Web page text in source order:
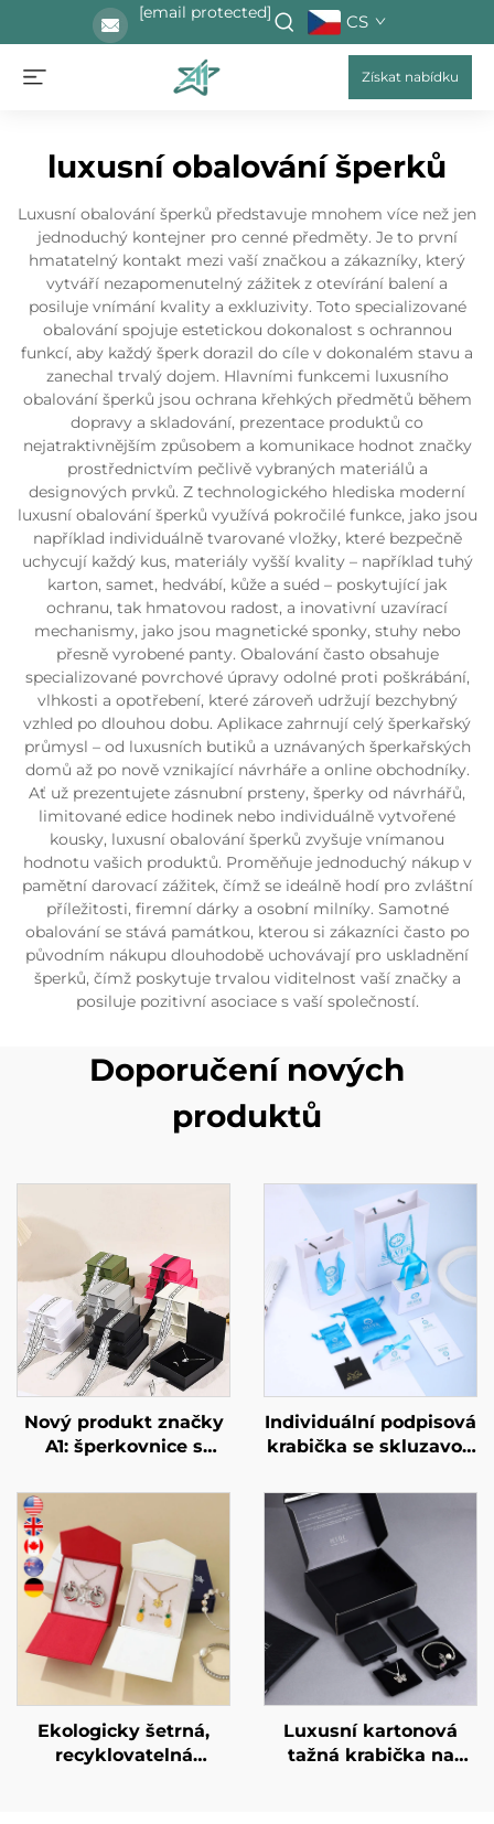
[email protected] CS
Získat nabídku
luxusní obalování šperků
Luxusní obalování šperků představuje mnohem více než jen
jednoduchý kontejner pro cenné předměty. Je to první
hmatatelný kontakt mezi vaší značkou a zákazníky, který
vytváří nezapomenutelný zážitek z otevírání balení a
posiluje vnímání kvality a exkluzivity. Toto specializované
obalování spojuje estetickou dokonalost s ochrannou
funkcí, aby každý šperk dorazil do cíle v dokonalém stavu a
zanechal trvalý dojem. Hlavními funkcemi luxusního
obalování šperků jsou ochrana křehkých předmětů během
dopravy a skladování, prezentace produktů co
nejatraktivnějším způsobem a komunikace hodnot značky
prostřednictvím pečlivě vybraných materiálů a
designových prvků. Z technologického hlediska moderní
luxusní obalování šperků využívá pokročilé funkce, jako jsou
například individuálně tvarované vložky, které bezpečně
uchycují každý kus, materiály vyšší kvality – například tuhý
karton, samet, hedvábí, kůže a suéd – poskytující jak
ochranu, tak hmatovou radost, a inovativní uzavírací
mechanismy, jako jsou magnetické sponky, stuhy nebo
přesně vyrobené panty. Obalování často obsahuje
specializované povrchové úpravy odolné proti poškrábání,
vlhkosti a opotřebení, které zároveň udržují bezchybný
vzhled po dlouhou dobu. Aplikace zahrnují celý šperkařský
průmysl – od luxusních butiků a uznávaných šperkařských
domů až po nově vznikající návrháře a online obchodníky.
Ať už prezentujete zásnubní prsteny, šperky od návrhářů,
limitované edice hodinek nebo individuálně vytvořené
kousky, luxusní obalování šperků zvyšuje vnímanou
hodnotu vašich produktů. Proměňuje jednoduchý nákup v
pamětní darovací zážitek, čímž se ideálně hodí pro zvláštní
příležitosti, firemní dárky a osobní milníky. Samotné
obalování se stává památkou, kterou si zákazníci často po
původním nákupu dlouhodobě uchovávají pro uskladnění
šperků, čímž poskytuje trvalou viditelnost vaší značky a
posiluje pozitivní asociace s vaší společností.
Doporučení nových
produktů
Nový produkt značky
A1: šperkovnice s
magnetickým víkem a
stužkou – luxusní
balení pro šperky
(prsteny, hodinky,
náušnice, řetízky),
dárková krabička s
logem.
Individuální podpisová
krabička se skluzavou
kvalitní tuhá
lepenková krabička na
ozdoby pro luxusní
náhrdelníky a prsteny,
podpisová krabička na
šperky
Ekologicky šetrná,
recyklovatelná
Luxusní kartonová
tažná krabička na